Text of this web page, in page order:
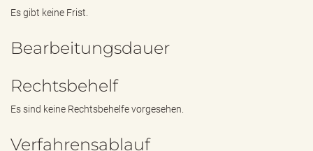
Es gibt keine Frist.
Bearbeitungsdauer
Rechtsbehelf
Es sind keine Rechtsbehelfe vorgesehen.
Verfahrensablauf